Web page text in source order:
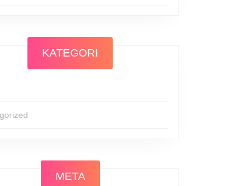
KATEGORI
META